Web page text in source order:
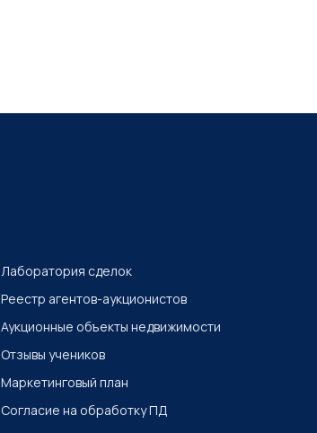
Лаборатория сделок
Реестр агентов-аукционистов
Аукционные объекты недвижимости
Отзывы учеников
Маркетинговый план
Согласие на обработку ПД